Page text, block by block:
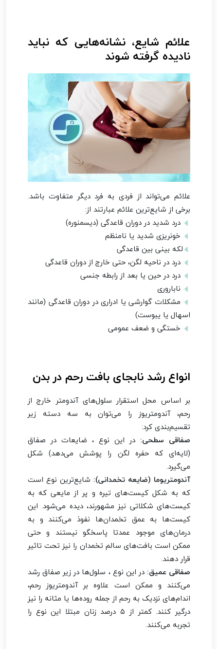
علائم شایع، نشانه‌هایی که نباید
نادیده گرفته شوند
علائم می‌تواند از فردی به فرد دیگر متفاوت باشد.
برخی از شایع‌ترین علائم عبارتند از:
درد شدید در دوران قاعدگی (دیسمنوره)
خونریزی شدید یا نامنظم
لکه بینی بین قاعدگی
درد در ناحیه لگن، حتی خارج از دوران قاعدگی
درد در حین یا بعد از رابطه جنسی
ناباروری
مشکلات گوارشی یا ادراری در دوران قاعدگی (مانند
اسهال یا یبوست)
خستگی و ضعف عمومی
انواع رشد نابجای بافت رحم در بدن
بر اساس محل استقرار سلول‌های آندومتر خارج از
رحم، آندومتریوز را می‌توان به سه دسته زیر
تقسیم‌بندی کرد:
صفاقی سطحی: در این نوع ، ضایعات در صفاق
(لایه‌ای که حفره لگن را پوشش می‌دهد) شکل
می‌گیرد.
آندومتریوما (ضایعه تخمدانی): شایع‌ترین نوع است
که به شکل کیست‌های تیره و پر از مایعی که به
کیست‌های شکلاتی نیز مشهورند، دیده می‌شود. این
کیست‌ها به عمق تخمدان‌ها نفوذ می‌کنند و به
درمان‌های موجود عمدتا پاسخگو نیستند و حتی
ممکن است بافت‌های سالم تخمدان را نیز تحت تاثیر
قرار دهند.
صفاقی عمیق: در این نوع ، سلول‌ها در زیر صفاق رشد
می‌کنند و ممکن است علاوه بر آندومتریوز رحم،
اندام‌های نزدیک به رحم از جمله روده‌ها یا مثانه را نیز
درگیر کنند. کمتر از ۵ درصد زنان مبتلا این نوع را
تجربه می‌کنند.